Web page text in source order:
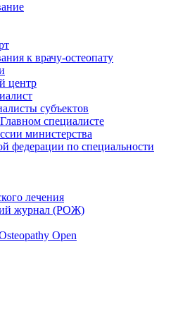
к врачу-остеопату
центр
субъектов
специалисте
министерства
федерации по специальности
лечения
журнал (РОЖ)
Open